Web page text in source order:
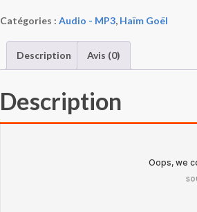
Catégories : Audio - MP3, Haïm Goël
Description Avis (0)
Description